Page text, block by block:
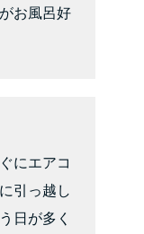
お風呂好
にエアコ
引っ越し
日が多く